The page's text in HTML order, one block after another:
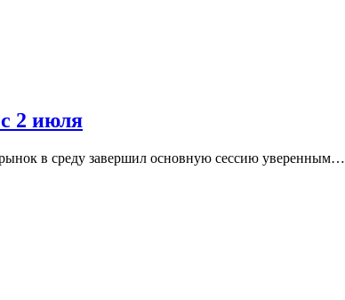
2 июля
в среду завершил основную сессию уверенным…